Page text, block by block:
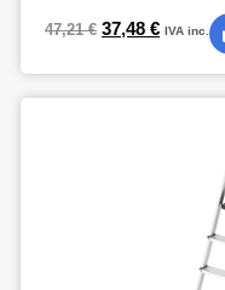
47,21€ 37,48 € IVA inc.